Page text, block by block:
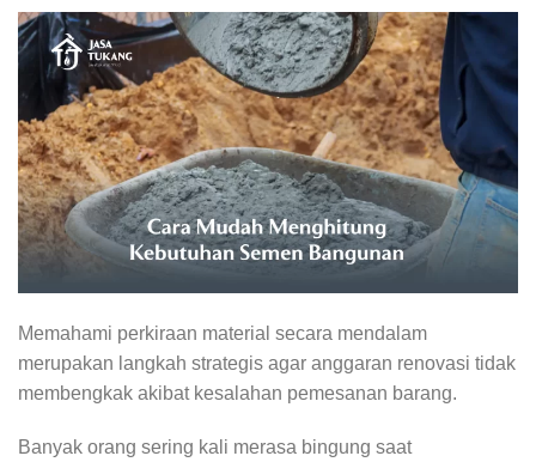
Memahami perkiraan material secara mendalam
merupakan langkah strategis agar anggaran renovasi tidak
membengkak akibat kesalahan pemesanan barang.
Banyak orang sering kali merasa bingung saat